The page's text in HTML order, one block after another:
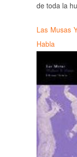
de toda la
Las Musas
Habla